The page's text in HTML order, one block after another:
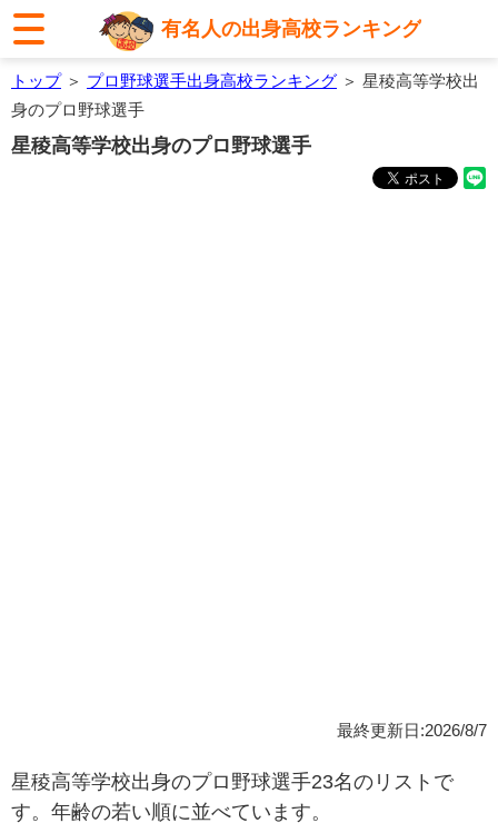
有名人の出身高校ランキング
トップ＞ プロ野球選手出身高校ランキング ＞ 星稜高等学校出
身のプロ野球選手
星稜高等学校出身のプロ野球選手
最終更新日:2026/8/7
星稜高等学校出身のプロ野球選手23名のリストで
す。年齢の若い順に並べています。